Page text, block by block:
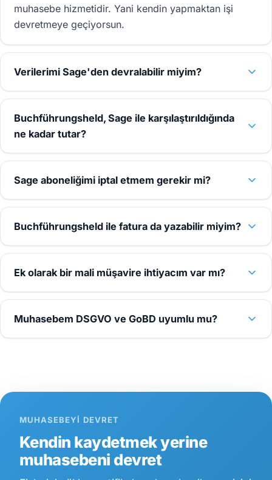
muhasebe hizmetidir. Yani kendin yapmaktan işi
devretmeye geçiyorsun.
Verilerimi Sage'den devralabilir miyim?
Buchführungsheld, Sage ile karşılaştırıldığında
ne kadar tutar?
Sage aboneliğimi iptal etmem gerekir mi?
Buchführungsheld ile fatura da yazabilir miyim?
Ek olarak bir mali müşavire ihtiyacım var mı?
Muhasebem DSGVO ve GoBD uyumlu mu?
MUHASEBEYI DEVRET
Kendin kaydetmek yerine
muhasebeni devret